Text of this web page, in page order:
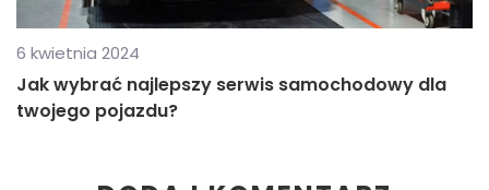
6 kwietnia 2024
Jak wybrać najlepszy serwis samochodowy dla
twojego pojazdu?